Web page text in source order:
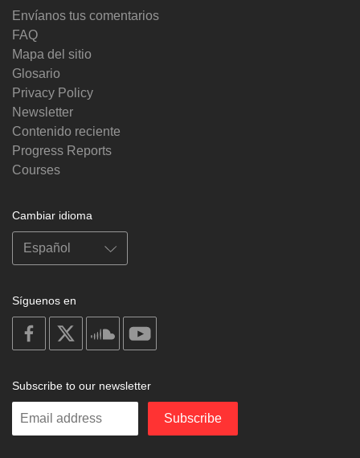
Envíanos tus comentarios
FAQ
Mapa del sitio
Glosario
Privacy Policy
Newsletter
Contenido reciente
Progress Reports
Courses
Cambiar idioma
Síguenos en
on
facebook
soundcloud
Subscribe to our newsletter
Enter
Subscribe